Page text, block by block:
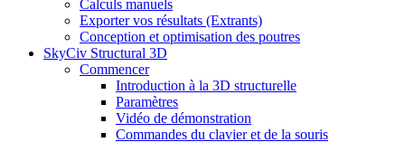
Calculs manuels
Exporter vos résultats (Extrants)
Conception et optimisation des poutres
SkyCiv Structural 3D
Commencer
Introduction à la 3D structurelle
Paramètres
Vidéo de démonstration
Commandes du clavier et de la souris